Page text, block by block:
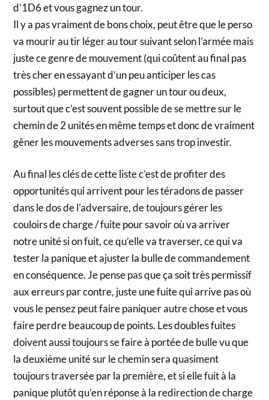
d’1D6 et vous gagnez un tour.
Il y a pas vraiment de bons choix, peut être que le perso
va mourir au tir léger au tour suivant selon l’armée mais
juste ce genre de mouvement (qui coûtent au final pas
très cher en essayant d’un peu anticiper les cas
possibles) permettent de gagner un tour ou deux,
surtout que c’est souvent possible de se mettre sur le
chemin de 2 unités en même temps et donc de vraiment
gêner les mouvements adverses sans trop investir.
Au final les clés de cette liste c’est de profiter des
opportunités qui arrivent pour les téradons de passer
dans le dos de l’adversaire, de toujours gérer les
couloirs de charge / fuite pour savoir où va arriver
notre unité si on fuit, ce qu’elle va traverser, ce qui va
tester la panique et ajuster la bulle de commandement
en conséquence. Je pense pas que ça soit très permissif
aux erreurs par contre, juste une fuite qui arrive pas où
vous le pensez peut faire paniquer autre chose et vous
faire perdre beaucoup de points. Les doubles fuites
doivent aussi toujours se faire à portée de bulle vu que
la deuxième unité sur le chemin sera quasiment
toujours traversée par la première, et si elle fuit à la
panique plutôt qu’en réponse à la redirection de charge